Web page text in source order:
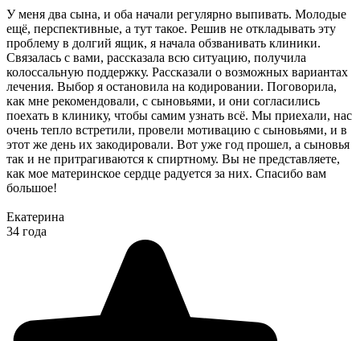
У меня два сына, и оба начали регулярно выпивать. Молодые
ещё, перспективные, а тут такое. Решив не откладывать эту
проблему в долгий ящик, я начала обзванивать клиники.
Связалась с вами, рассказала всю ситуацию, получила
колоссальную поддержку. Рассказали о возможных вариантах
лечения. Выбор я остановила на кодировании. Поговорила,
как мне рекомендовали, с сыновьями, и они согласились
поехать в клинику, чтобы самим узнать всё. Мы приехали, нас
очень тепло встретили, провели мотивацию с сыновьями, и в
этот же день их закодировали. Вот уже год прошел, а сыновья
так и не притрагиваются к спиртному. Вы не представляете,
как мое материнское сердце радуется за них. Спасибо вам
большое!
Екатерина
34 года